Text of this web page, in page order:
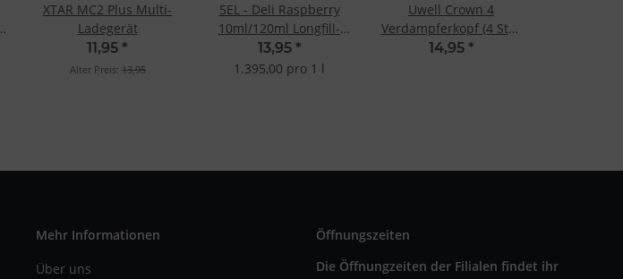
XTAR MC2 Plus Multi-
Ladegerät
11,95 *
Alter Preis: 13,95
5EL - Deli Raspberry
10ml/120ml Longfill-
Aroma
13,95 *
1.395,00 pro 1 l
Uwell Crown 4
Verdampferkopf (4 Stk.)
Dual SS904L Coil 0.4
14,95 *
Mehr Informationen
Über uns
Öffnungszeiten
Die Öffnungzeiten der Filialen findet ihr